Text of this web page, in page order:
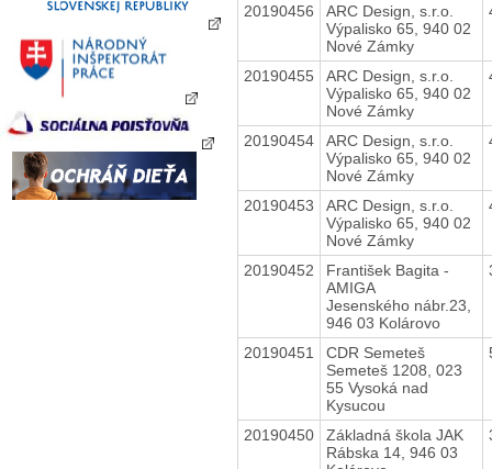
20190456
ARC Design, s.r.o.
Výpalisko 65, 940 02
Nové Zámky
20190455
ARC Design, s.r.o.
Výpalisko 65, 940 02
Nové Zámky
20190454
ARC Design, s.r.o.
Výpalisko 65, 940 02
Nové Zámky
20190453
ARC Design, s.r.o.
Výpalisko 65, 940 02
Nové Zámky
20190452
František Bagita -
AMIGA
Jesenského nábr.23,
946 03 Kolárovo
20190451
CDR Semeteš
Semeteš 1208, 023
55 Vysoká nad
Kysucou
20190450
Základná škola JAK
Rábska 14, 946 03